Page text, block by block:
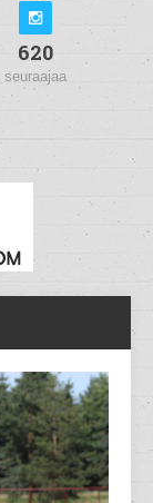
620
seuraajaa